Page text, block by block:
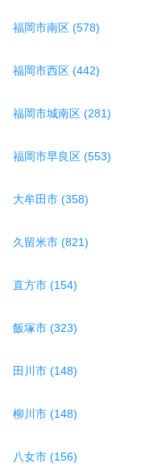
福岡市南区 (578)
福岡市西区 (442)
福岡市城南区 (281)
福岡市早良区 (553)
大牟田市 (358)
久留米市 (821)
直方市 (154)
飯塚市 (323)
田川市 (148)
柳川市 (148)
八女市 (156)